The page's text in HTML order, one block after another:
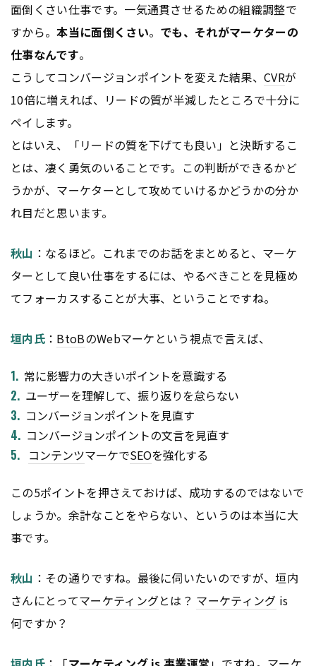
面倒くさい仕事です。一気通貫させるための組織調整で
すから。本当に面倒くさい。 でも、それがマーケターの
仕事なんです。
こうしてコンバージョンポイントを変えた結果、CVRが
10倍に増えれば、リードの質が半減したところで十分に
ペイします。
とはいえ、「リードの質を下げても良い」と決断するこ
とは、凄く勇気のいることです。この判断ができるかど
うかが、マーケターとして攻めていけるかどうかの分か
れ目だと思います。
秋山 ：なるほど。これまでのお話をまとめると、マーケ
ターとして良い仕事をするには、やるべきことを見極め
てフォーカスすることが大事、ということですね。
垣内氏： BtoBのWebマーケという視点で言えば、
常に影響力の大きいポイントを意識する
ユーザーを理解して、振り返りを怠らない
コンバージョンポイントを見直す
コンバージョンポイントの文言を見直す
コンテンツマーケでSEOを強化する
この5ポイントを押さえておけば、成功するのではないで
しょうか。余計なことをやらない、というのは本当に大
事です。
秋山 ：その通りですね。最後に伺いたいのですが、垣内
さんにとってマーケティングとは？ マーケティング is
何ですか？